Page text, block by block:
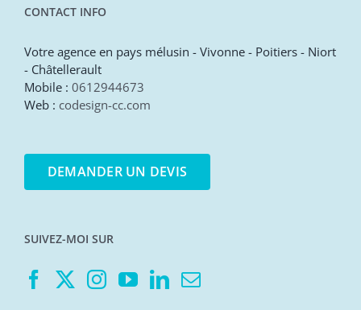
CONTACT INFO
Votre agence en pays mélusin - Vivonne - Poitiers - Niort
- Châtellerault
Mobile : 0612944673
Web : codesign-cc.com
DEMANDER UN DEVIS
SUIVEZ-MOI SUR